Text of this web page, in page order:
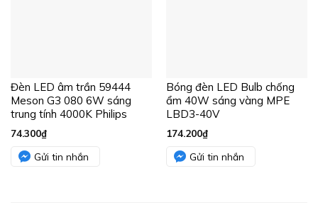
Đèn LED âm trần 59444
Meson G3 080 6W sáng
trung tính 4000K Philips
74.300₫
Gửi tin nhắn
Bóng đèn LED Bulb chống
ẩm 40W sáng vàng MPE
LBD3-40V
174.200₫
Gửi tin nhắn